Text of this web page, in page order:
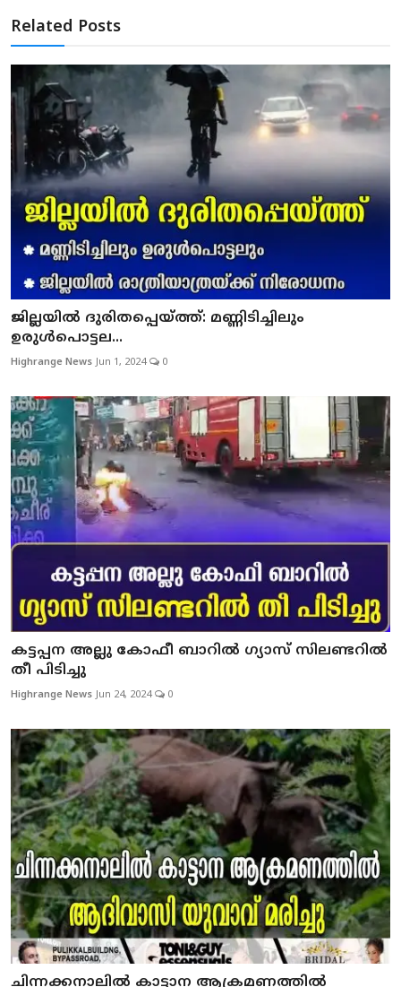
Related Posts
ജില്ലയില്‍ ദുരിതപ്പെയ്ത്ത്: മണ്ണിടിച്ചിലും
ഉരുള്‍പൊട്ടല...
Highrange News Jun 1, 2024 0
കട്ടപ്പന അല്ലു കോഫീ ബാറിൽ ഗ്യാസ് സിലണ്ടറിൽ
തീ പിടിച്ചു
Highrange News Jun 24, 2024 0
ചിന്നക്കനാലില്‍ കാട്ടാന ആക്രമണത്തില്‍